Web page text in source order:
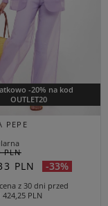
-20% na kod
OUTLET20
PEPE
PLN
PLN -33%
z 30 dni przed
424,25 PLN